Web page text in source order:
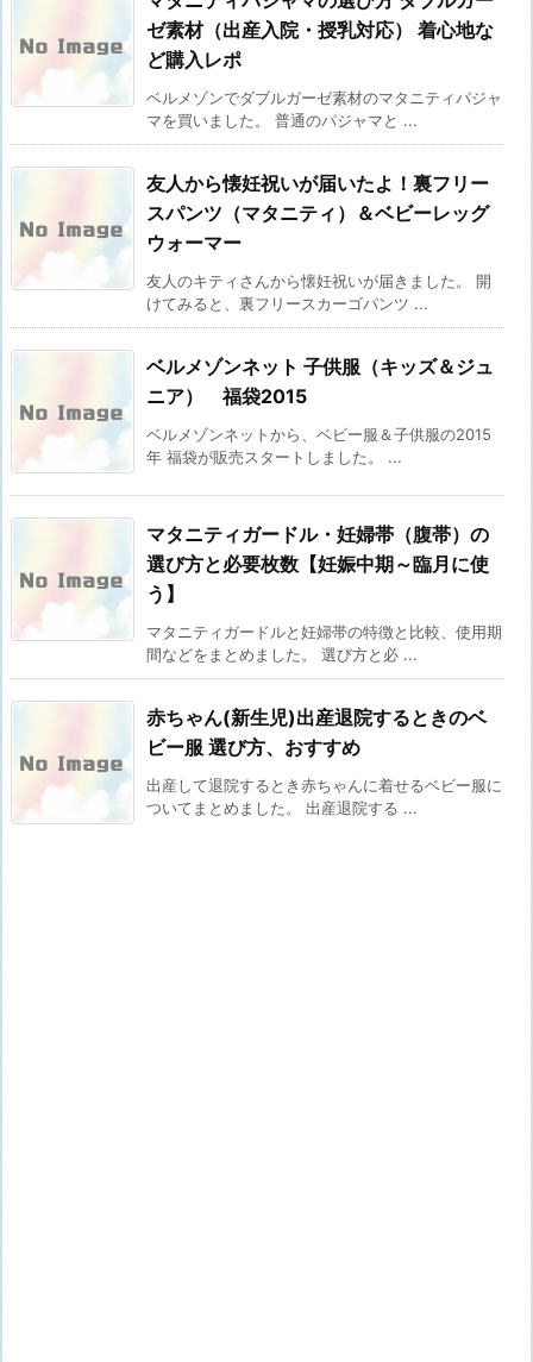
ゼ素材（出産入院・授乳対応） 着心地な
ど購入レポ
ベルメゾンでダブルガーゼ素材のマタニティパジャ
マを買いました。 普通のパジャマと ...
友人から懐妊祝いが届いたよ！裏フリー
スパンツ（マタニティ）＆ベビーレッグ
ウォーマー
友人のキティさんから懐妊祝いが届きました。 開
けてみると、裏フリースカーゴパンツ ...
ベルメゾンネット 子供服（キッズ＆ジュ
ニア） 福袋2015
ベルメゾンネットから、ベビー服＆子供服の2015
年 福袋が販売スタートしました。 ...
マタニティガードル・妊婦帯（腹帯）の
選び方と必要枚数【妊娠中期～臨月に使
う】
マタニティガードルと妊婦帯の特徴と比較、使用期
間などをまとめました。 選び方と必 ...
赤ちゃん(新生児)出産退院するときのベ
ビー服 選び方、おすすめ
出産して退院するとき赤ちゃんに着せるベビー服に
ついてまとめました。 出産退院する ...